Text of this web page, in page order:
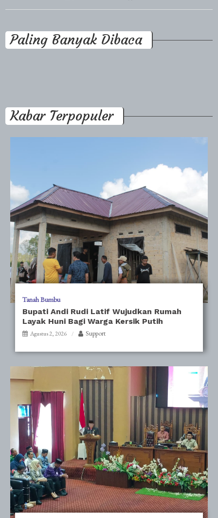
Paling Banyak Dibaca
Kabar Terpopuler
Tanah Bumbu
Bupati Andi Rudi Latif Wujudkan Rumah
Layak Huni Bagi Warga Kersik Putih
Agustus 2, 2026 Support